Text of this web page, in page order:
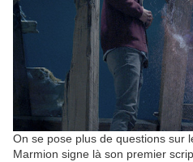
On se pose plus de questions sur
Marmion signe là son premier